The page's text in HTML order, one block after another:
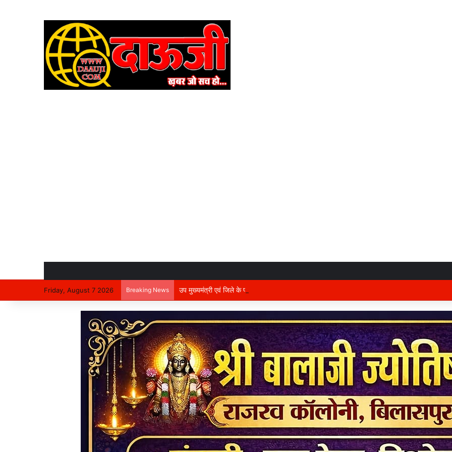
Friday, August 7 2026 Breaking News उप मुख्यमंत्री एवं जिले के प्रभारी मंत्री अरुण साव कल लेंगे विभागीय योजनाओं और विकास कार्यों की समीक्षा